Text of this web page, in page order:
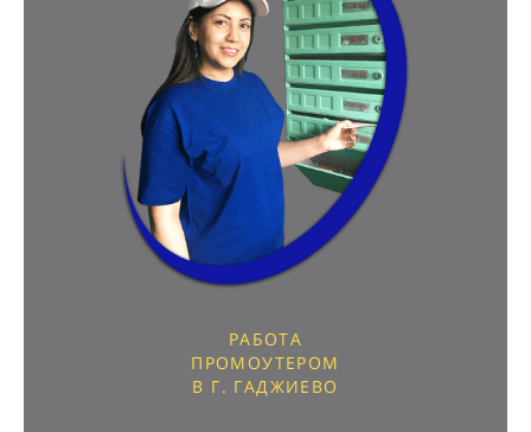
РАБОТА
ПРОМОУТЕРОМ
В Г. ГАДЖИЕВО